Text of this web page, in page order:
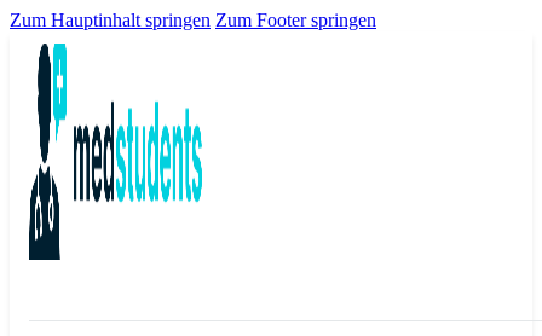
Zum Hauptinhalt springen Zum Footer springen